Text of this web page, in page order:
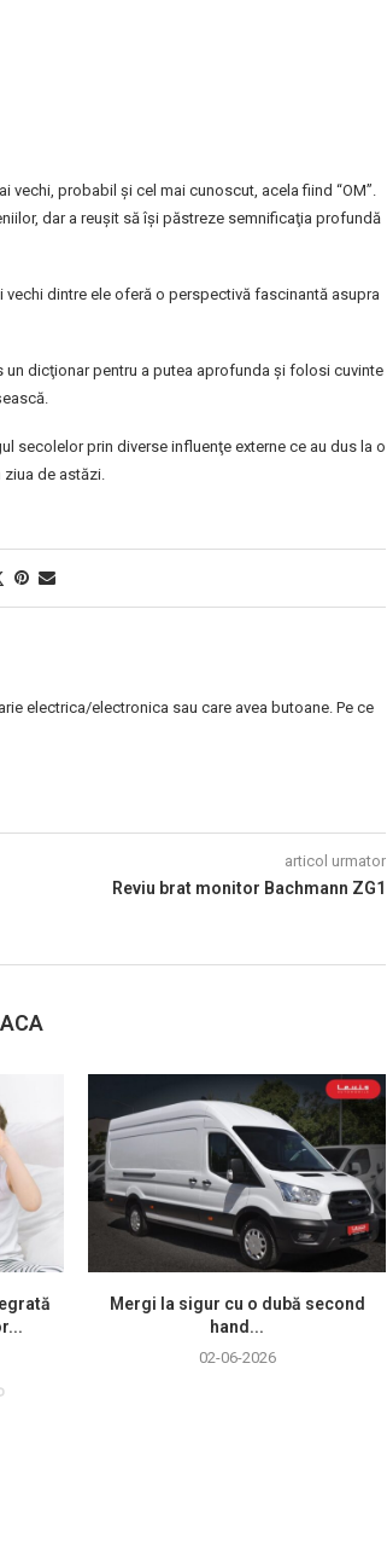
probabil şi cel mai cunoscut, acela fiind “OM”.
dar a reuşit să îşi păstreze semnificaţia profundă
dintre ele oferă o perspectivă fascinantă asupra
dicţionar pentru a putea aprofunda şi folosi cuvinte
secolelor prin diverse influenţe externe ce au dus la o
de astăzi.
electrica/electronica sau care avea butoane. Pe ce
articol urmator
Reviu brat monitor Bachmann ZG1
Mergi la sigur cu o dubă second
hand...
02-06-2026